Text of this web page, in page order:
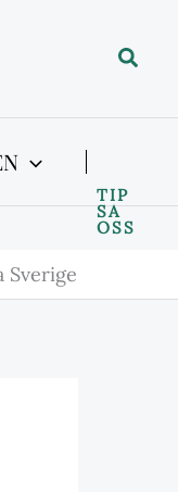
Sök
TIP
SA
OSS
Sverige